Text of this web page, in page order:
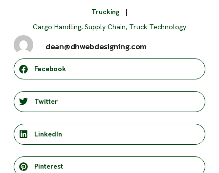
Trucking
|
Cargo Handling, Supply Chain, Truck Technology
dean@dhwebdesigning.com
Facebook
Twitter
LinkedIn
Pinterest